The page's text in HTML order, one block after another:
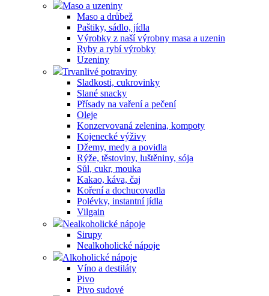
Maso a uzeniny
Maso a drůbež
Paštiky, sádlo, jídla
Výrobky z naší výrobny masa a uzenin
Ryby a rybí výrobky
Uzeniny
Trvanlivé potraviny
Sladkosti, cukrovinky
Slané snacky
Přísady na vaření a pečení
Oleje
Konzervovaná zelenina, kompoty
Kojenecké výživy
Džemy, medy a povidla
Rýže, těstoviny, luštěniny, sója
Sůl, cukr, mouka
Kakao, káva, čaj
Koření a dochucovadla
Polévky, instantní jídla
Vilgain
Nealkoholické nápoje
Sirupy
Nealkoholické nápoje
Alkoholické nápoje
Víno a destiláty
Pivo
Pivo sudové